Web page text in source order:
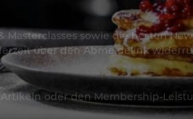
Masterclasses sowie die besten
über den Abmeldelink
oder den Membership-